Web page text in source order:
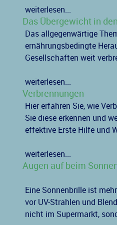
weiterlesen...
Das Übergewicht in
Das allgegenwärtige
ernährungsbedingte
Gesellschaften weit
weiterlesen...
Verbrennungen
Hier erfahren Sie, wie
Sie diese erkennen und
effektive Erste Hilfe und
weiterlesen...
Augen auf beim
Eine Sonnenbrille ist
vor UV-Strahlen und
nicht im Supermarkt,